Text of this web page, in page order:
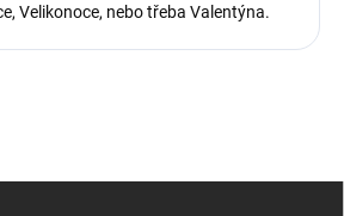
Velikonoce, nebo třeba Valentýna.